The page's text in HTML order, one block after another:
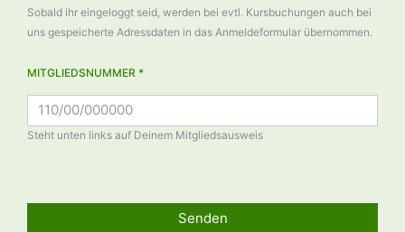
Sobald ihr eingeloggt seid, werden bei evtl. Kursbuchungen auch bei
uns gespeicherte Adressdaten in das Anmeldeformular übernommen.
MITGLIEDSNUMMER *
Steht unten links auf Deinem Mitgliedsausweis
Senden